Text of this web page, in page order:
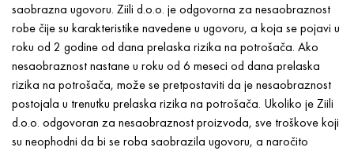
saobrazna ugovoru. Ziili d.o.o. je odgovorna za nesaobraznost
robe čije su karakteristike navedene u ugovoru, a koja se pojavi u
roku od 2 godine od dana prelaska rizika na potrošača. Ako
nesaobraznost nastane u roku od 6 meseci od dana prelaska
rizika na potrošača, može se pretpostaviti da je nesaobraznost
postojala u trenutku prelaska rizika na potrošača. Ukoliko je Ziili
d.o.o. odgovoran za nesaobraznost proizvoda, sve troškove koji
su neophodni da bi se roba saobrazila ugovoru, a naročito